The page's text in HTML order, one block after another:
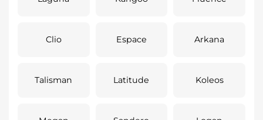
Clio Espace Arkana
Talisman Latitude Koleos